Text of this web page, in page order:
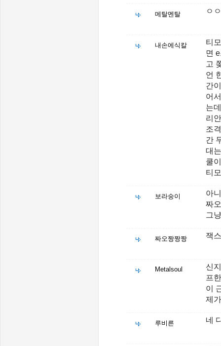
메탈멘탈 ㅇ
내손에식칼
티
면
고
언
간
어
는
리
조
간
대
쿨
티
보라숭이
아
짜
그
짜오짱짱짱 잭
Metalsoul
신
프
이
제
루비른 네